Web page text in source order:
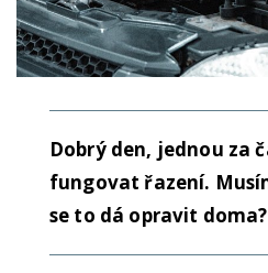
Dobrý den, jednou za
fungovat řazení.
se to dá opravit doma?